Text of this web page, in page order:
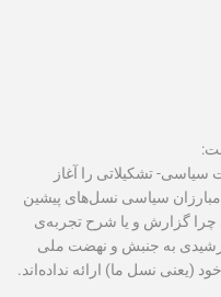
تشکیلاتی را آغاز
سیاسی نسل‌‫های پیشین
چرا گزارش و یا شرح تجربه‌ی
خود را در سال‫های 20 و 30 خورشیدی به جنبش و نهضت ملی
ایران و به طور کلی به نسل جوان پس از خود (یعنی نسل ما) ارائه نداده‌اند‫.